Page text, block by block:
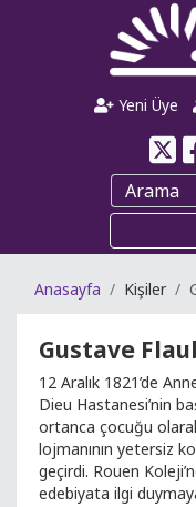
Yeni Üye
Anasayfa Kişiler
Gustave
12 Aralık 1821’de
Dieu Hastanesi’nin
ortanca çocuğu
lojmanının yetersiz
geçirdi. Rouen
edebiyata ilgi